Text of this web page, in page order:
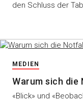
den Schluss der
MEDIEN
Warum sich die
«Blick» und